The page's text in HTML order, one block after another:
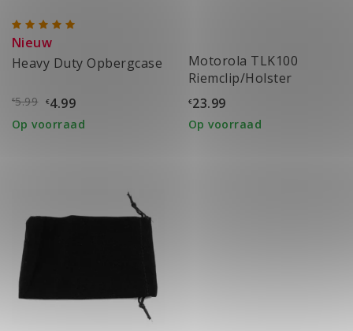
Nieuw
Heavy Duty Opbergcase
€5.99 €4.99
Op voorraad
Motorola TLK100
Riemclip/Holster
€23.99
Op voorraad